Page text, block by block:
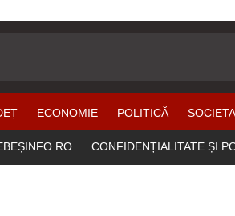
ECONOMIE POLITICĂ
CONFIDENȚIALITATE ȘI